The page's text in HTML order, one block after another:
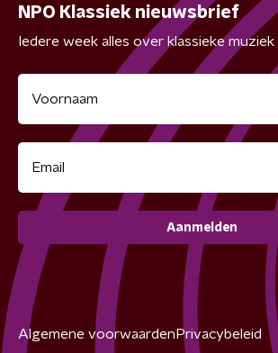
NPO Klassiek nieuwsbrief
Iedere week alles over klassieke muziek
Aanmelden
Algemene voorwaarden Privacybeleid